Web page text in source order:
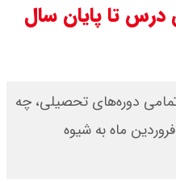
تا پایان سال
دوره‌های تحصیلی، چه
ماه به شیوه